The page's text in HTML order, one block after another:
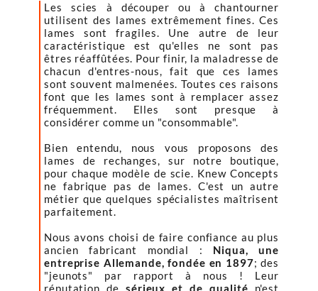
Les scies à découper ou à chantourner
utilisent des lames extrêmement fines. Ces
lames sont fragiles. Une autre de leur
caractéristique est qu'elles ne sont pas
êtres réaffûtées. Pour finir, la maladresse de
chacun d'entres-nous, fait que ces lames
sont souvent malmenées. Toutes ces raisons
font que les lames sont à remplacer assez
fréquemment. Elles sont presque à
considérer comme un "consommable".
Bien entendu, nous vous proposons des
lames de rechanges, sur notre boutique,
pour chaque modèle de scie. Knew Concepts
ne fabrique pas de lames. C'est un autre
métier que quelques spécialistes maîtrisent
parfaitement.
Nous avons choisi de faire confiance au plus
ancien fabricant mondial : Niqua, une
entreprise Allemande, fondée en 1897; des
"jeunots" par rapport à nous ! Leur
réputation de sérieux et de qualité n'est